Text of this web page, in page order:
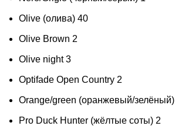
Olive (олива) 40
Olive Brown 2
Olive night 3
Optifade Open Country 2
Orange/green (оранжевый/зелёный)
Pro Duck Hunter (жёлтые соты) 2